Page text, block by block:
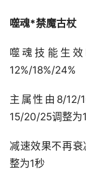
噬魂*禁魔古杖
噬魂技能生
12%/18%/24%
主属性由8/12/
15/20/25调整
减速效果不再
整为1秒